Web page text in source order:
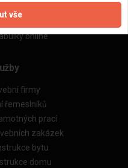
online
firmy
řemeslníků
prací
zakázek
bytu
domu
vše